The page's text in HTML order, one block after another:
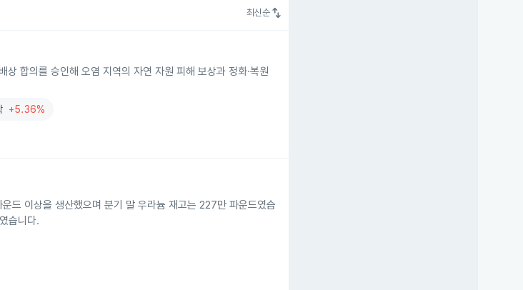
최신순 swap_vert
합의를 승인해 오염 지역의 자연 자원 피해 보상과 정화·복원
+5.36%
이상을 생산했으며 분기 말 우라늄 재고는 227만 파운드였습
습니다.